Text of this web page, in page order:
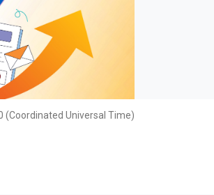
(Coordinated Universal Time)
於我們